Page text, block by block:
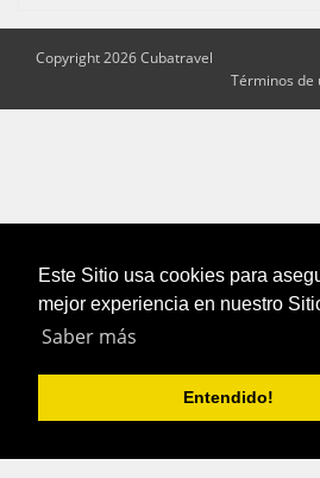
Este Sitio usa cookies para
mejor experiencia en nuestro
Saber más
Entendido!
Copyright 2026 Cubatravel
Términos de